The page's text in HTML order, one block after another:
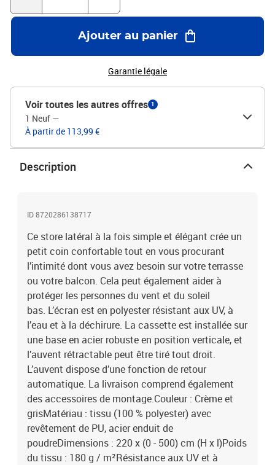
Ajouter au panier
Garantie légale
Voir toutes les autres offres 1
1 Neuf —
À partir de 113,99 €
Description
ID 8720286138717
Ce store latéral à la fois simple et élégant crée un
petit coin confortable tout en vous procurant
l’intimité dont vous avez besoin sur votre terrasse
ou votre balcon. Cela peut également aider à
protéger les personnes du vent et du soleil
bas. L’écran est en polyester résistant aux UV, à
l’eau et à la déchirure. La cassette est installée sur
une base en acier robuste en position verticale, et
l’auvent rétractable peut être tiré tout droit.
L’auvent dispose d’une fonction de retour
automatique. La livraison comprend également
des accessoires de montage.Couleur : Crème et
grisMatériau : tissu (100 % polyester) avec
revêtement de PU, acier enduit de
poudreDimensions : 220 x (0 - 500) cm (H x l)Poids
du tissu : 180 g / m²Résistance aux UV et à